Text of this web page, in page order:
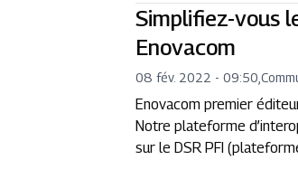
Simplifiez-vous
Enovacom
08 fév. 2022 - 09:50 ,
Enovacom premier
Notre plateforme
sur le DSR PFI